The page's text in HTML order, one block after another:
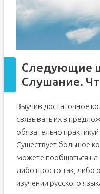
Следующие
Слушание.
Выучив достаточное
связывать их в
обязательно
Существует большое
можете пообщаться на
либо просто так, либо
изучении русского